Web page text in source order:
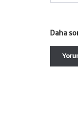
Daha